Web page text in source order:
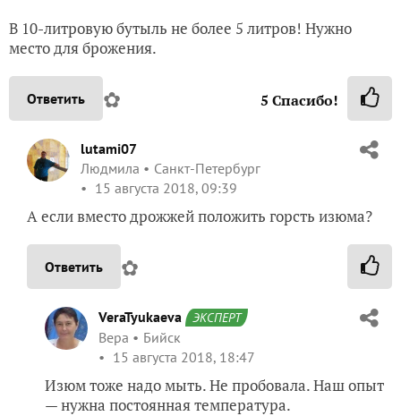
В 10-литровую бутыль не более 5 литров! Нужно
место для брожения.
Ответить ✿ 5 Спасибо!
lutami07
Людмила
Санкт-Петербург
15 августа 2018, 09:39
А если вместо дрожжей положить горсть изюма?
Ответить ✿
VeraTyukaeva ЭКСПЕРТ
Вера
Бийск
15 августа 2018, 18:47
Изюм тоже надо мыть. Не пробовала. Наш опыт
— нужна постоянная температура.